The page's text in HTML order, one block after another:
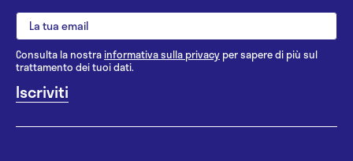
Consulta la nostrainformativa sulla privacy per sapere di più sul
trattamento dei tuoi dati.